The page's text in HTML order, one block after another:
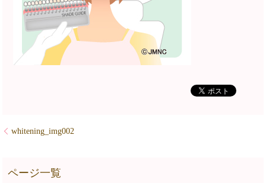
whitening_img002